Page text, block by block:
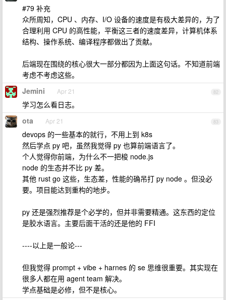
#79 补充
众所周知，CPU 、内存、I/O 设备的速度是有极大差异的，为了
合理利用 CPU 的高性能，平衡这三者的速度差异，计算机体系
结构、操作系统、编译程序都做出了贡献。
后端现在围绕的核心很大一部分都因为上面这句话。不知道前端
考虑不考虑这些。
82
Jemini Apr 21
学习怎么看日志。
83
ota Apr 21
devops 的一些基本的就行，不用上到 k8s
然后学点 py 吧，虽然我觉得 py 也算前端语言了。
个人觉得你前端，为什么不一把梭 node.js
node 的生态并不比 py 差。
其他 rust go 这些，生态差，性能的确吊打 py node 。但没必
要。项目能达到重构的地步。
py 还是强烈推荐是个必学的，但并非需要精通。这东西的定位
是胶水语言。主要后面干活的还是他的 FFI
----以上是一般论---
但我觉得 prompt + vibe + harnes 的 se 思维很重要。其实现在
很多人都在用 agent team 解决。
学点基础是必修，但不是核心。